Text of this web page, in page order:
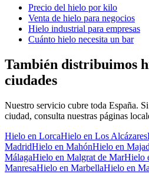
Precio del hielo por kilo
Venta de hielo para negocios
Hielo industrial para empresas
Cuánto hielo necesita un bar
También distribuimos
ciudades
Nuestro servicio cubre toda España.
ciudad, consulta nuestras páginas
Hielo en LorcaHielo en Los Alcázares
MadridHielo en MahónHielo en
MálagaHielo en Malgrat de MarHielo
ManresaHielo en MarbellaHielo en